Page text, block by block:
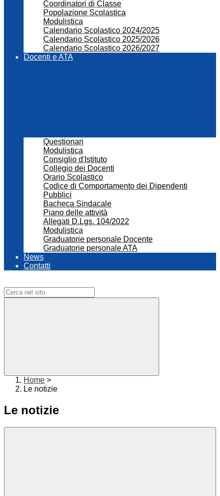
Coordinatori di Classe
Popolazione Scolastica
Modulistica
Calendario Scolastico 2024/2025
Calendario Scolastico 2025/2026
Calendario Scolastico 2026/2027
Docenti e ATA
Questionari
Modulistica
Consiglio d'Istituto
Collegio dei Docenti
Orario Scolastico
Codice di Comportamento dei Dipendenti
Pubblici
Bacheca Sindacale
Piano delle attività
Allegati D.Lgs. 104/2022
Modulistica
Graduatorie personale Docente
Graduatorie personale ATA
News
Contatti
Home >
Le notizie
Le notizie